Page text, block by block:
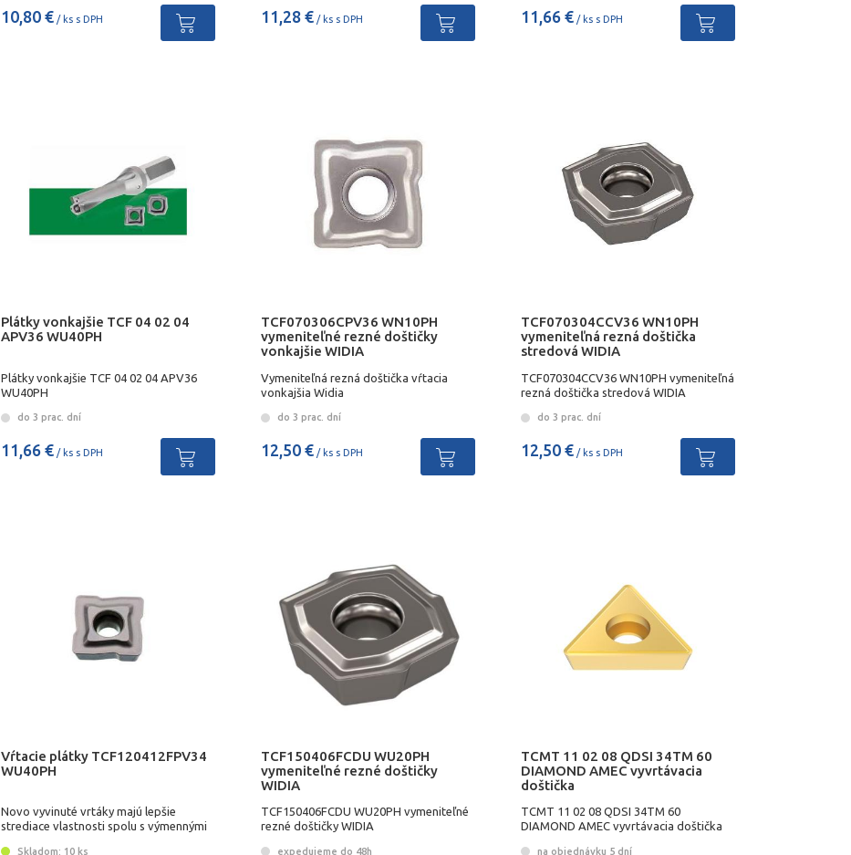
10,80 € / ks s DPH 11,28 €/ ks s DPH 11,66 €/ ks s DPH
Plátky vonkajšie TCF 04 02 04
APV36 WU40PH
Plátky vonkajšie TCF 04 02 04 APV36
WU40PH
do 3 prac. dní
11,66 € / ks s DPH
TCF070306CPV36 WN10PH
vymeniteľné rezné doštičky
vonkajšie WIDIA
Vymeniteľná rezná doštička vŕtacia
vonkajšia Widia
do 3 prac. dní
12,50 €/ ks s DPH
TCF070304CCV36 WN10PH
vymeniteľná rezná doštička
stredová WIDIA
TCF070304CCV36 WN10PH vymeniteľná
rezná doštička stredová WIDIA
do 3 prac. dní
12,50 €/ ks s DPH
Vŕtacie plátky TCF120412FPV34
WU40PH
Novo vyvinuté vrtáky majú lepšie
strediace vlastnosti spolu s výmennými
Skladom: 10 ks
TCF150406FCDU WU20PH
vymeniteľné rezné doštičky
WIDIA
TCF150406FCDU WU20PH vymeniteľné
rezné doštičky WIDIA
expedujeme do 48h
TCMT 11 02 08 QDSI 34TM 60
DIAMOND AMEC vyvrtávacia
doštička
TCMT 11 02 08 QDSI 34TM 60
DIAMOND AMEC vyvrtávacia doštička
na objednávku 5 dní